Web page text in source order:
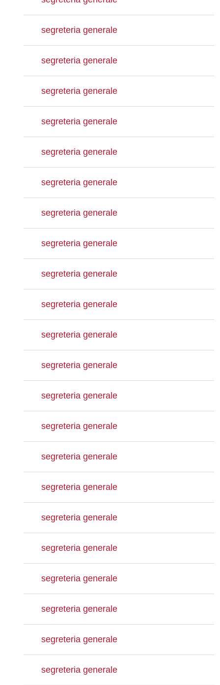
segreteria generale
segreteria generale
segreteria generale
segreteria generale
segreteria generale
segreteria generale
segreteria generale
segreteria generale
segreteria generale
segreteria generale
segreteria generale
segreteria generale
segreteria generale
segreteria generale
segreteria generale
segreteria generale
segreteria generale
segreteria generale
segreteria generale
segreteria generale
segreteria generale
segreteria generale